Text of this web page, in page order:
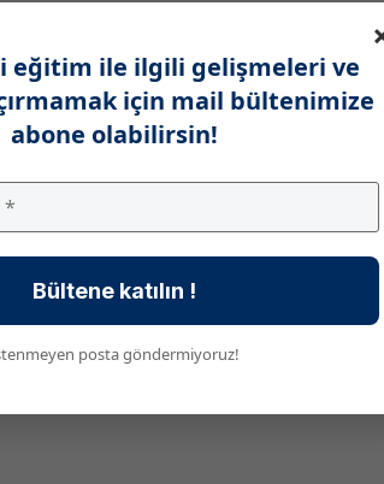
eğitim ile ilgili gelişmeleri ve
için mail bültenimize
abone olabilirsin!
Bültene katılın !
posta göndermiyoruz!